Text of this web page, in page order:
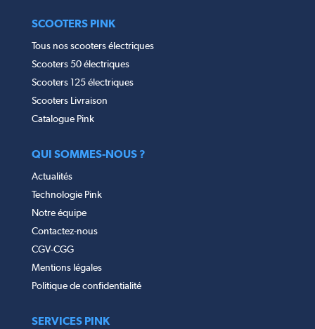
SCOOTERS PINK
Tous nos scooters électriques
Scooters 50 électriques
Scooters 125 électriques
Scooters Livraison
Catalogue Pink
QUI SOMMES-NOUS ?
Actualités
Technologie Pink
Notre équipe
Contactez-nous
CGV-CGG
Mentions légales
Politique de confidentialité
SERVICES PINK